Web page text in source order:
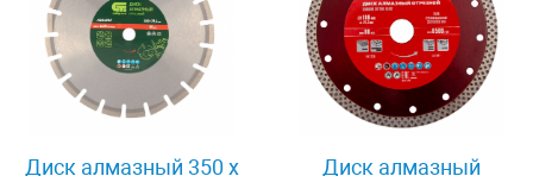
Диск алмазный 350 х
Диск алмазный